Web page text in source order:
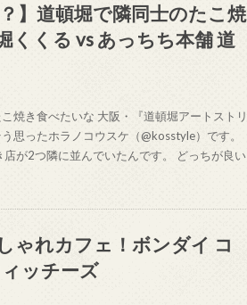
】道頓堀で隣同士のたこ焼
くくる vs あっちち本舗 道
焼き食べたいな 大阪・『道頓堀アートストリ
思ったホラノコウスケ（@kosstyle）です。
店が2つ隣に並んでいたんです。 どっちが良い
ゃれカフェ！ボンダイ コ
ッチーズ